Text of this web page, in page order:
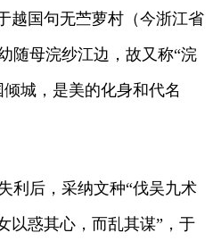
越国句无苎萝村（今浙江省
随母浣纱江边，故又称“浣
城，是美的化身和代名
利后，采纳文种“伐吴九术
以惑其心，而乱其谋”，于